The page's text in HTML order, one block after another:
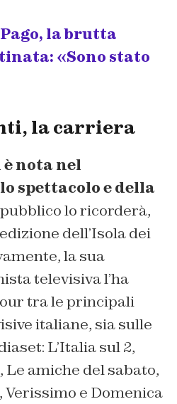
Pago, la brutta
«Sono stato
la carriera
nota nel
spettacolo e della
pubblico lo ricorderà,
dell’Isola dei
la sua
televisiva l’ha
tra le principali
italiane, sia sulle
L’Italia sul 2,
Le amiche del sabato,
Verissimo e Domenica